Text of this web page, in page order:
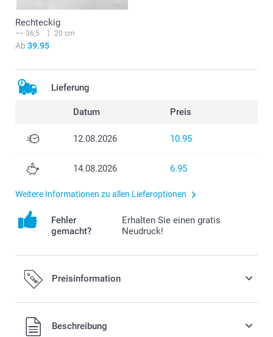
Rechteckig
36,5 20 cm
Ab 39.95
Lieferung
Datum Preis
12.08.2026 10.95
14.08.2026 6.95
Weitere Informationen zu allen Lieferoptionen
Fehler
gemacht?
Erhalten Sie einen gratis
Neudruck!
Preisinformation
Alle Preise verstehen sich in Schweizer Franken (CHF) inkl.
MwSt. und zzgl. Versandkosten.
Beschreibung